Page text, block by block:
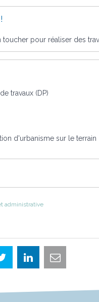
pour réaliser des
travaux (DP)
d'urbanisme sur le terrain
administrative